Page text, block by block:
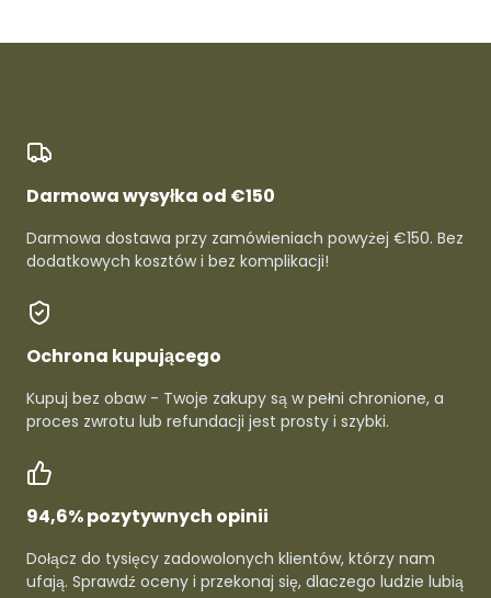
Darmowa wysyłka od €150
Darmowa dostawa przy zamówieniach powyżej €150. Bez
dodatkowych kosztów i bez komplikacji!
Ochrona kupującego
Kupuj bez obaw - Twoje zakupy są w pełni chronione, a
proces zwrotu lub refundacji jest prosty i szybki.
94,6% pozytywnych opinii
Dołącz do tysięcy zadowolonych klientów, którzy nam
ufają. Sprawdź oceny i przekonaj się, dlaczego ludzie lubią